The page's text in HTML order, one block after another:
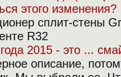
этого изменения?
сплит-стены
R32
2015 - это ...
описание,